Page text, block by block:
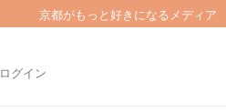
京都がもっと好きになるメディア
ログイン